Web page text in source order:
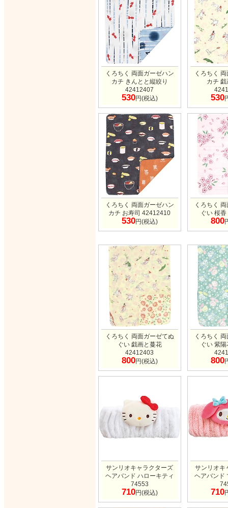
くろちく 両面ガーゼハン
カチ きんとと縦絞り
42412407
530円(税込)
くろちく
カチ
530
くろちく 両面ガーゼハン
カチ お寿司 42412410
530円(税込)
くろちく
ぐい 桜
800
くろちく 両面ガーゼてぬ
ぐい 戯画と蔓花
42412403
800円(税込)
くろちく
ぐい 紫
800
サンリオキャラクターズ
ヘアバンド ハローキティ
74553
710円(税込)
サンリオキ
ヘアバンド
710